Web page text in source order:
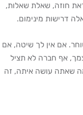
חוזה, שאלת שאלות,
דרישות מינימום.
אם אין לך שיטה, אם
אף חברה לא תציל
מה שאתה עושה איתה, זה